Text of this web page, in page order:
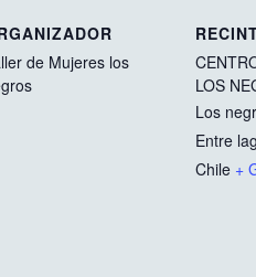
de Mujeres los
LOS
Los
Entre
Chile +